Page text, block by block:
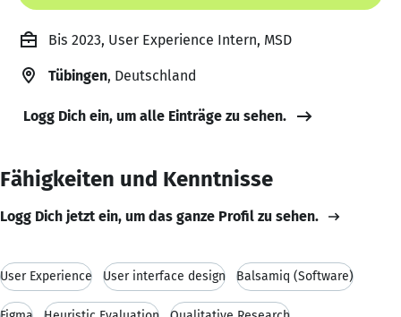
Bis 2023, User Experience Intern, MSD
Tübingen, Deutschland
Logg Dich ein, um alle Einträge zu sehen.
Fähigkeiten und Kenntnisse
Logg Dich jetzt ein, um das ganze Profil zu sehen.
User Experience User interface design Balsamiq (Software)